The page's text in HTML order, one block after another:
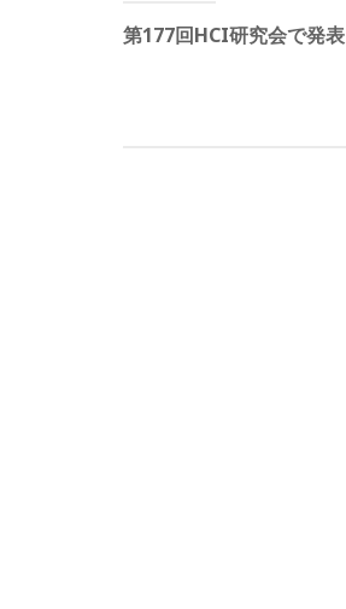
第177回HCI研究会で発表